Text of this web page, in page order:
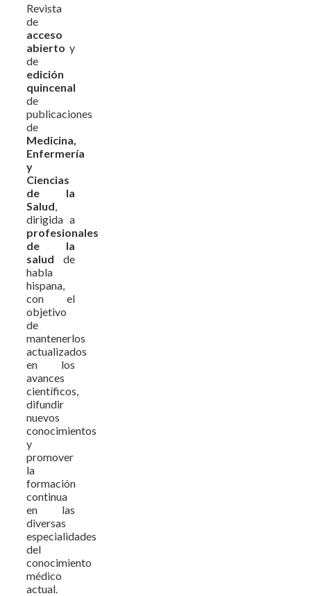
Revista
de
acceso
abierto y
de
edición
quincenal
de
publicaciones
de
Medicina,
Enfermería
y
Ciencias
de la
Salud,
dirigida a
profesionales
de la
salud de
habla
hispana,
con el
objetivo
de
mantenerlos
actualizados
en los
avances
científicos,
difundir
nuevos
conocimientos
y
promover
la
formación
continua
en las
diversas
especialidades
del
conocimiento
médico
actual.